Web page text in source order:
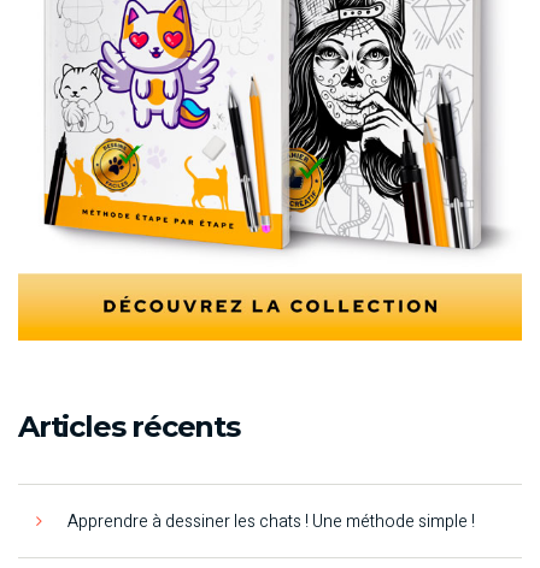
Articles récents
Apprendre à dessiner les chats ! Une méthode simple !